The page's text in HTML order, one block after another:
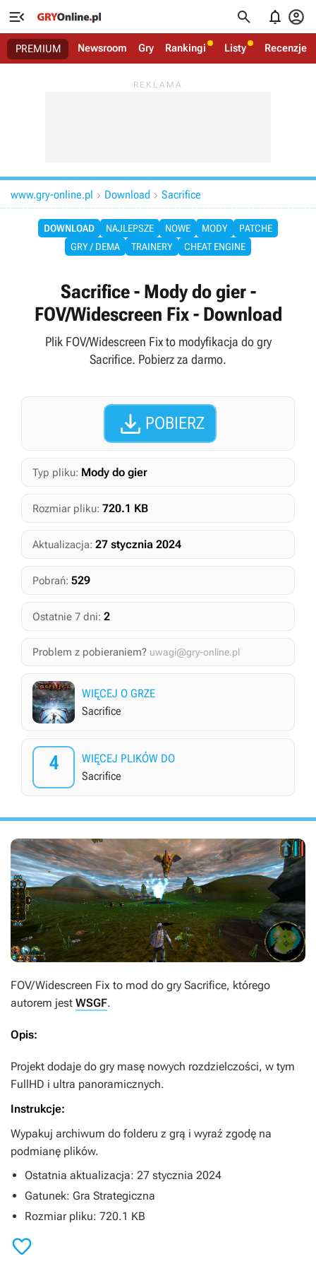
   
PREMIUM Newsroom Gry Rankingi Listy Recenzje
www.gry-online.pl  Download  Sacrifice
DOWNLOAD NAJLEPSZE NOWE MODY
PATCHE
GRY / DEMA
TRAINERY CHEAT ENGINE
Sacrifice - Mody do gier -
FOV/Widescreen Fix - Download
Plik FOV/Widescreen Fix to modyfikacja do gry
Sacrifice. Pobierz za darmo.
 POBIERZ
Typ pliku: Mody do gier
Rozmiar pliku: 720.1 KB
Aktualizacja: 27 stycznia 2024
Pobrań: 529
Ostatnie 7 dni: 2
Problem z pobieraniem? uwagi@gry-online.pl
WIĘCEJ O GRZE
Sacrifice
4
WIĘCEJ PLIKÓW DO
Sacrifice
FOV/Widescreen Fix to mod do gry Sacrifice, którego
autorem jest WSGF.
Opis:
Projekt dodaje do gry masę nowych rozdzielczości, w tym
FullHD i ultra panoramicznych.
Instrukcje:
Wypakuj archiwum do folderu z grą i wyraź zgodę na
podmianę plików.
Ostatnia aktualizacja: 27 stycznia 2024
Gatunek: Gra Strategiczna
Rozmiar pliku: 720.1 KB
